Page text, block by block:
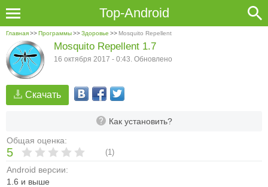
Top-Android
Главная>>Программы>>Здоровье >> Mosquito Repellent
Скачать
Как установить?
Общая оценка:
5 (1)
Android версии:
1.6 и выше
Mosquito Repellent 1.7
16 октября 2017 - 0:43. Обновлено